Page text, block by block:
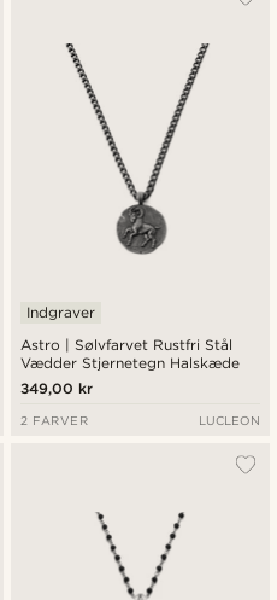
Astro | Sølvfarvet Rustfri Stål
Vædder Stjernetegn Halskæde
Indgraver
349,00 kr
2 FARVER LUCLEON